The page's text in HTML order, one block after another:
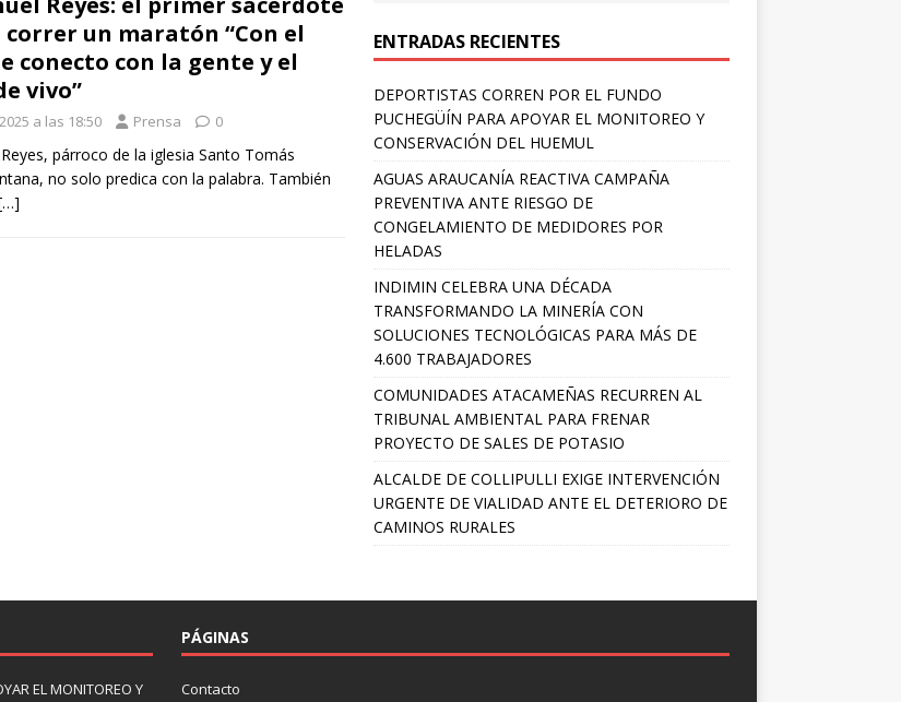
un maratón “Con el
conecto con la gente y el
vivo”
a las 18:50 Prensa 0
párroco de la iglesia Santo Tomás
no solo predica con la palabra. También
ENTRADAS RECIENTES
DEPORTISTAS CORREN POR EL FUNDO
PUCHEGÜÍN PARA APOYAR EL MONITOREO Y
CONSERVACIÓN DEL HUEMUL
AGUAS ARAUCANÍA REACTIVA CAMPAÑA
PREVENTIVA ANTE RIESGO DE
CONGELAMIENTO DE MEDIDORES POR
HELADAS
INDIMIN CELEBRA UNA DÉCADA
TRANSFORMANDO LA MINERÍA CON
SOLUCIONES TECNOLÓGICAS PARA MÁS DE
4.600 TRABAJADORES
COMUNIDADES ATACAMEÑAS RECURREN AL
TRIBUNAL AMBIENTAL PARA FRENAR
PROYECTO DE SALES DE POTASIO
ALCALDE DE COLLIPULLI EXIGE INTERVENCIÓN
URGENTE DE VIALIDAD ANTE EL DETERIORO DE
CAMINOS RURALES
EL MONITOREO Y
PÁGINAS
Contacto